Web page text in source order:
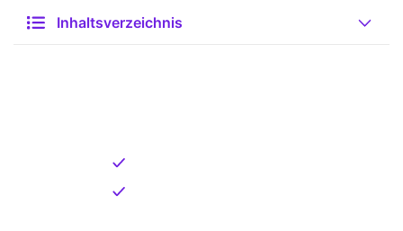
Inhaltsverzeichnis